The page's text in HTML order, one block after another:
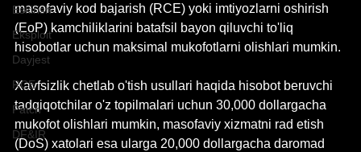
Eskirish
Eksploit
Dayjest
RCE
Patch
DF&IR
masofaviy kod bajarish (RCE) yoki imtiyozlarni oshirish
(EoP) kamchiliklarini batafsil bayon qiluvchi to'liq
hisobotlar uchun maksimal mukofotlarni olishlari mumkin.
Xavfsizlik chetlab o'tish usullari haqida hisobot beruvchi
tadqiqotchilar o'z topilmalari uchun 30,000 dollargacha
mukofot olishlari mumkin, masofaviy xizmatni rad etish
(DoS) xatolari esa ularga 20,000 dollargacha daromad